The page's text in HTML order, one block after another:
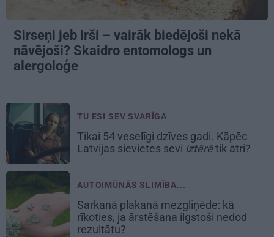
Sirseņi jeb irši – vairāk biedējoši nekā
nāvējoši? Skaidro entomologs un
alergoloģe
TU ESI SEV SVARĪGA
Tikai 54 veselīgi dzīves gadi. Kāpēc
Latvijas sievietes sevi iztērētik ātri?
AUTOIMŪNĀS SLIMĪBA...
Sarkanā plakanā mezgliņēde: kā
rīkoties, ja ārstēšana ilgstoši nedod
rezultātu?